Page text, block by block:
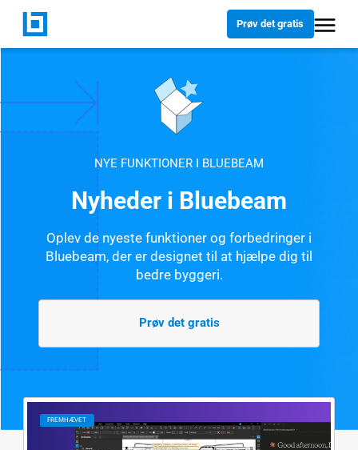
Prøv det gratis
NYE FUNKTIONER I BLUEBEAM
Nyheder i Bluebeam
Oplev de nyeste funktioner og forbedringer i
Bluebeam, der er designet til at hjælpe dig til
bedre byggeri.
Prøv det gratis
FREMHÆVET